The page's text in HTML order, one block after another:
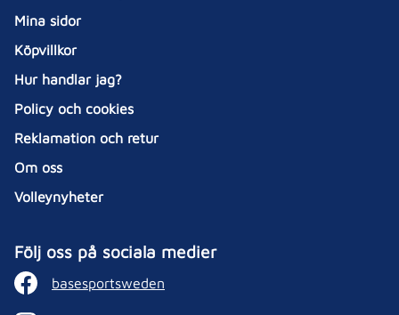
Mina sidor
Köpvillkor
Hur handlar jag?
Policy och cookies
Reklamation och retur
Om oss
Volleynyheter
Följ oss på sociala medier
basesportsweden